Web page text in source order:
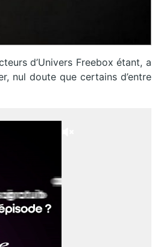
d’Univers Freebox étant, a
nul doute que certains d’entre